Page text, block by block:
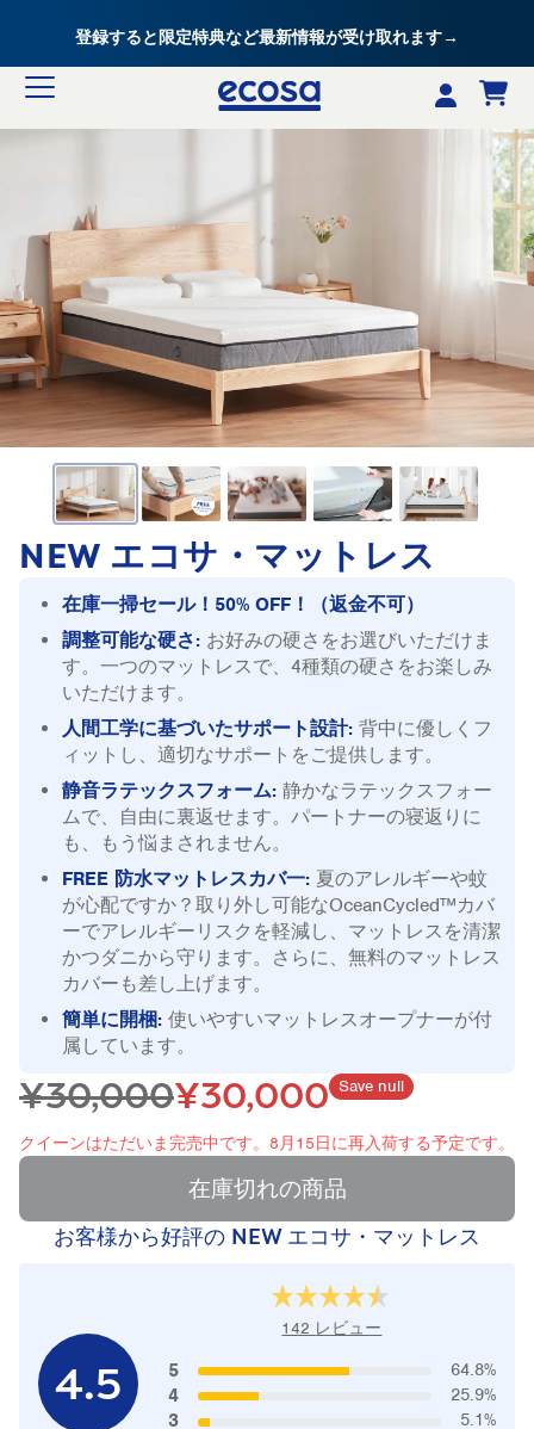
登録すると限定特典など最新情報が受け取れます→
NEW エコサ・マットレス
在庫一掃セール！50% OFF！（返金不可）
調整可能な硬さ: お好みの硬さをお選びいただけま
す。一つのマットレスで、4種類の硬さをお楽しみ
いただけます。
人間工学に基づいたサポート設計: 背中に優しくフ
ィットし、適切なサポートをご提供します。
静音ラテックスフォーム: 静かなラテックスフォー
ムで、自由に裏返せます。パートナーの寝返りに
も、もう悩まされません。
FREE 防水マットレスカバ一: 夏のアレルギーや蚊
が心配ですか？取り外し可能なOceanCycled™カバ
ーでアレルギーリスクを軽減し、マットレスを清潔
かつダニから守ります。さらに、無料のマットレス
カバーも差し上げます。
簡単に開梱: 使いやすいマットレスオープナーが付
属しています。
¥30,000¥30,000 Save null
クイーンはただいま完売中です。8月15日に再入荷する予定です。
在庫切れの商品
お客様から好評の NEW エコサ・マットレス
4.5
142 レビュー
5 64.8%
4 25.9%
3 5.1%